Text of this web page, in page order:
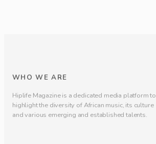
WHO WE ARE
Hiplife Magazine is a dedicated media platform to
highlight the diversity of African music, its culture
and various emerging and established talents.